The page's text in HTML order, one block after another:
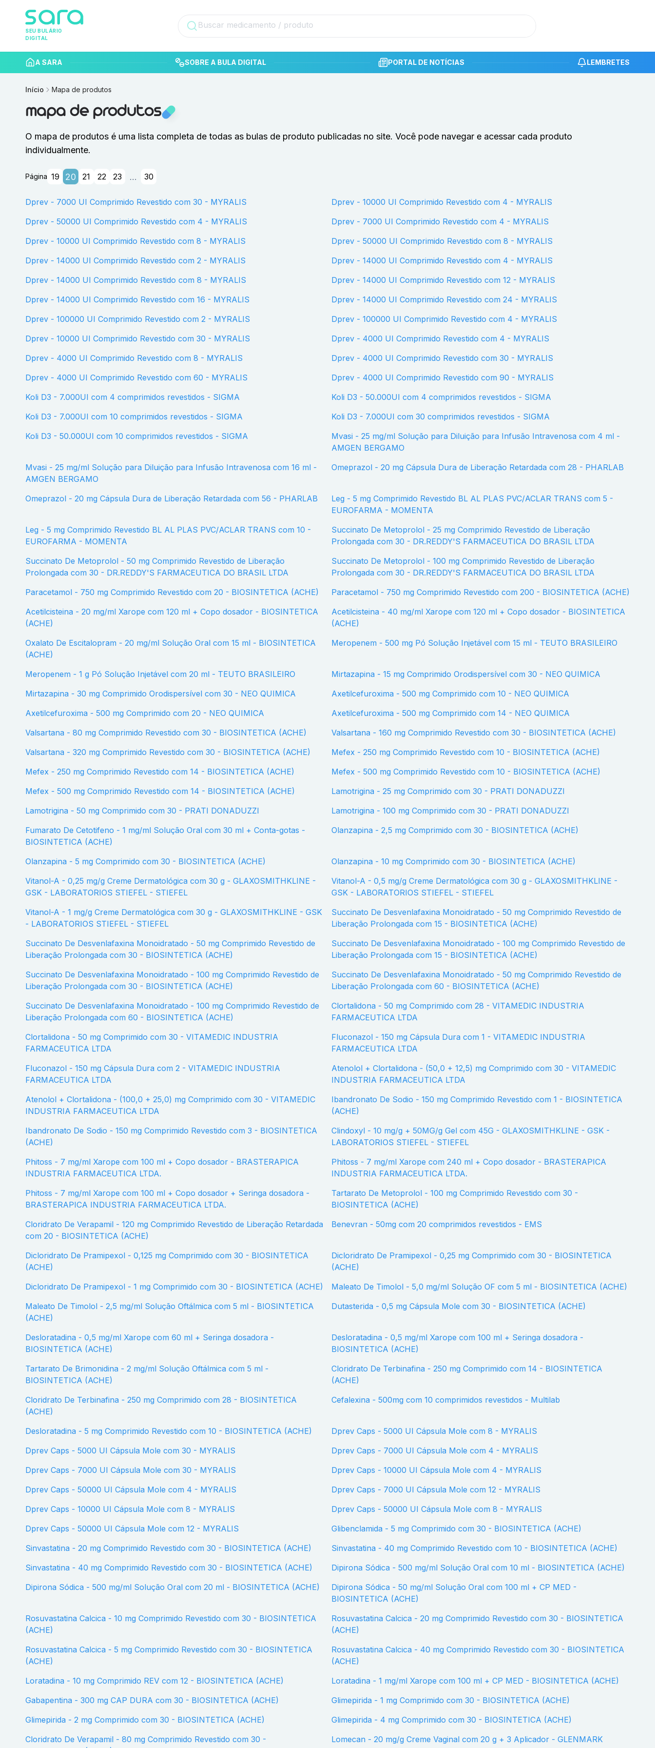
SEU BULÁRIO
DIGITAL
A SARA SOBRE A BULA DIGITAL PORTAL DE NOTÍCIAS LEMBRETES
Início Mapa de produtos
mapa de produtos
O mapa de produtos é uma lista completa de todas as bulas de produto publicadas no site. Você pode navegar e acessar cada produto
individualmente.
Página 19 20 21 22 23 ... 30
Dprev - 7000 UI Comprimido Revestido com 30 - MYRALIS
Dprev - 10000 UI Comprimido Revestido com 4 - MYRALIS
Dprev - 50000 UI Comprimido Revestido com 4 - MYRALIS
Dprev - 7000 UI Comprimido Revestido com 4 - MYRALIS
Dprev - 10000 UI Comprimido Revestido com 8 - MYRALIS
Dprev - 50000 UI Comprimido Revestido com 8 - MYRALIS
Dprev - 14000 UI Comprimido Revestido com 2 - MYRALIS
Dprev - 14000 UI Comprimido Revestido com 4 - MYRALIS
Dprev - 14000 UI Comprimido Revestido com 8 - MYRALIS
Dprev - 14000 UI Comprimido Revestido com 12 - MYRALIS
Dprev - 14000 UI Comprimido Revestido com 16 - MYRALIS
Dprev - 14000 UI Comprimido Revestido com 24 - MYRALIS
Dprev - 100000 UI Comprimido Revestido com 2 - MYRALIS
Dprev - 100000 UI Comprimido Revestido com 4 - MYRALIS
Dprev - 10000 UI Comprimido Revestido com 30 - MYRALIS
Dprev - 4000 UI Comprimido Revestido com 4 - MYRALIS
Dprev - 4000 UI Comprimido Revestido com 8 - MYRALIS
Dprev - 4000 UI Comprimido Revestido com 30 - MYRALIS
Dprev - 4000 UI Comprimido Revestido com 60 - MYRALIS
Dprev - 4000 UI Comprimido Revestido com 90 - MYRALIS
Koli D3 - 7.000UI com 4 comprimidos revestidos - SIGMA
Koli D3 - 50.000UI com 4 comprimidos revestidos - SIGMA
Koli D3 - 7.000UI com 10 comprimidos revestidos - SIGMA
Koli D3 - 7.000UI com 30 comprimidos revestidos - SIGMA
Koli D3 - 50.000UI com 10 comprimidos revestidos - SIGMA
Mvasi - 25 mg/ml Solução para Diluição para Infusão Intravenosa com 4 ml -
AMGEN BERGAMO
Mvasi - 25 mg/ml Solução para Diluição para Infusão Intravenosa com 16 ml -
AMGEN BERGAMO
Omeprazol - 20 mg Cápsula Dura de Liberação Retardada com 28 - PHARLAB
Omeprazol - 20 mg Cápsula Dura de Liberação Retardada com 56 - PHARLAB
Leg - 5 mg Comprimido Revestido BL AL PLAS PVC/ACLAR TRANS com 5 -
EUROFARMA - MOMENTA
Leg - 5 mg Comprimido Revestido BL AL PLAS PVC/ACLAR TRANS com 10 -
EUROFARMA - MOMENTA
Succinato De Metoprolol - 25 mg Comprimido Revestido de Liberação
Prolongada com 30 - DR.REDDY'S FARMACEUTICA DO BRASIL LTDA
Succinato De Metoprolol - 50 mg Comprimido Revestido de Liberação
Prolongada com 30 - DR.REDDY'S FARMACEUTICA DO BRASIL LTDA
Succinato De Metoprolol - 100 mg Comprimido Revestido de Liberação
Prolongada com 30 - DR.REDDY'S FARMACEUTICA DO BRASIL LTDA
Paracetamol - 750 mg Comprimido Revestido com 20 - BIOSINTETICA (ACHE)
Paracetamol - 750 mg Comprimido Revestido com 200 - BIOSINTETICA (ACHE)
Acetilcisteina - 20 mg/ml Xarope com 120 ml + Copo dosador - BIOSINTETICA
(ACHE)
Acetilcisteina - 40 mg/ml Xarope com 120 ml + Copo dosador - BIOSINTETICA
(ACHE)
Oxalato De Escitalopram - 20 mg/ml Solução Oral com 15 ml - BIOSINTETICA
(ACHE)
Meropenem - 500 mg Pó Solução Injetável com 15 ml - TEUTO BRASILEIRO
Meropenem - 1 g Pó Solução Injetável com 20 ml - TEUTO BRASILEIRO
Mirtazapina - 15 mg Comprimido Orodispersível com 30 - NEO QUIMICA
Mirtazapina - 30 mg Comprimido Orodispersível com 30 - NEO QUIMICA
Axetilcefuroxima - 500 mg Comprimido com 10 - NEO QUIMICA
Axetilcefuroxima - 500 mg Comprimido com 20 - NEO QUIMICA
Axetilcefuroxima - 500 mg Comprimido com 14 - NEO QUIMICA
Valsartana - 80 mg Comprimido Revestido com 30 - BIOSINTETICA (ACHE)
Valsartana - 160 mg Comprimido Revestido com 30 - BIOSINTETICA (ACHE)
Valsartana - 320 mg Comprimido Revestido com 30 - BIOSINTETICA (ACHE)
Mefex - 250 mg Comprimido Revestido com 10 - BIOSINTETICA (ACHE)
Mefex - 250 mg Comprimido Revestido com 14 - BIOSINTETICA (ACHE)
Mefex - 500 mg Comprimido Revestido com 10 - BIOSINTETICA (ACHE)
Mefex - 500 mg Comprimido Revestido com 14 - BIOSINTETICA (ACHE)
Lamotrigina - 25 mg Comprimido com 30 - PRATI DONADUZZI
Lamotrigina - 50 mg Comprimido com 30 - PRATI DONADUZZI
Lamotrigina - 100 mg Comprimido com 30 - PRATI DONADUZZI
Fumarato De Cetotifeno - 1 mg/ml Solução Oral com 30 ml + Conta-gotas -
BIOSINTETICA (ACHE)
Olanzapina - 2,5 mg Comprimido com 30 - BIOSINTETICA (ACHE)
Olanzapina - 5 mg Comprimido com 30 - BIOSINTETICA (ACHE)
Olanzapina - 10 mg Comprimido com 30 - BIOSINTETICA (ACHE)
Vitanol-A - 0,25 mg/g Creme Dermatológica com 30 g - GLAXOSMITHKLINE -
GSK - LABORATORIOS STIEFEL - STIEFEL
Vitanol-A - 0,5 mg/g Creme Dermatológica com 30 g - GLAXOSMITHKLINE -
GSK - LABORATORIOS STIEFEL - STIEFEL
Vitanol-A - 1 mg/g Creme Dermatológica com 30 g - GLAXOSMITHKLINE - GSK
- LABORATORIOS STIEFEL - STIEFEL
Succinato De Desvenlafaxina Monoidratado - 50 mg Comprimido Revestido de
Liberação Prolongada com 15 - BIOSINTETICA (ACHE)
Succinato De Desvenlafaxina Monoidratado - 50 mg Comprimido Revestido de
Liberação Prolongada com 30 - BIOSINTETICA (ACHE)
Succinato De Desvenlafaxina Monoidratado - 100 mg Comprimido Revestido de
Liberação Prolongada com 15 - BIOSINTETICA (ACHE)
Succinato De Desvenlafaxina Monoidratado - 100 mg Comprimido Revestido de
Liberação Prolongada com 30 - BIOSINTETICA (ACHE)
Succinato De Desvenlafaxina Monoidratado - 50 mg Comprimido Revestido de
Liberação Prolongada com 60 - BIOSINTETICA (ACHE)
Succinato De Desvenlafaxina Monoidratado - 100 mg Comprimido Revestido de
Liberação Prolongada com 60 - BIOSINTETICA (ACHE)
Clortalidona - 50 mg Comprimido com 28 - VITAMEDIC INDUSTRIA
FARMACEUTICA LTDA
Clortalidona - 50 mg Comprimido com 30 - VITAMEDIC INDUSTRIA
FARMACEUTICA LTDA
Fluconazol - 150 mg Cápsula Dura com 1 - VITAMEDIC INDUSTRIA
FARMACEUTICA LTDA
Fluconazol - 150 mg Cápsula Dura com 2 - VITAMEDIC INDUSTRIA
FARMACEUTICA LTDA
Atenolol + Clortalidona - (50,0 + 12,5) mg Comprimido com 30 - VITAMEDIC
INDUSTRIA FARMACEUTICA LTDA
Atenolol + Clortalidona - (100,0 + 25,0) mg Comprimido com 30 - VITAMEDIC
INDUSTRIA FARMACEUTICA LTDA
Ibandronato De Sodio - 150 mg Comprimido Revestido com 1 - BIOSINTETICA
(ACHE)
Ibandronato De Sodio - 150 mg Comprimido Revestido com 3 - BIOSINTETICA
(ACHE)
Clindoxyl - 10 mg/g + 50MG/g Gel com 45G - GLAXOSMITHKLINE - GSK -
LABORATORIOS STIEFEL - STIEFEL
Phitoss - 7 mg/ml Xarope com 100 ml + Copo dosador - BRASTERAPICA
INDUSTRIA FARMACEUTICA LTDA.
Phitoss - 7 mg/ml Xarope com 240 ml + Copo dosador - BRASTERAPICA
INDUSTRIA FARMACEUTICA LTDA.
Phitoss - 7 mg/ml Xarope com 100 ml + Copo dosador + Seringa dosadora -
BRASTERAPICA INDUSTRIA FARMACEUTICA LTDA.
Tartarato De Metoprolol - 100 mg Comprimido Revestido com 30 -
BIOSINTETICA (ACHE)
Cloridrato De Verapamil - 120 mg Comprimido Revestido de Liberação Retardada
com 20 - BIOSINTETICA (ACHE)
Benevran - 50mg com 20 comprimidos revestidos - EMS
Dicloridrato De Pramipexol - 0,125 mg Comprimido com 30 - BIOSINTETICA
(ACHE)
Dicloridrato De Pramipexol - 0,25 mg Comprimido com 30 - BIOSINTETICA
(ACHE)
Dicloridrato De Pramipexol - 1 mg Comprimido com 30 - BIOSINTETICA (ACHE)
Maleato De Timolol - 5,0 mg/ml Solução OF com 5 ml - BIOSINTETICA (ACHE)
Maleato De Timolol - 2,5 mg/ml Solução Oftálmica com 5 ml - BIOSINTETICA
(ACHE)
Dutasterida - 0,5 mg Cápsula Mole com 30 - BIOSINTETICA (ACHE)
Desloratadina - 0,5 mg/ml Xarope com 60 ml + Seringa dosadora -
BIOSINTETICA (ACHE)
Desloratadina - 0,5 mg/ml Xarope com 100 ml + Seringa dosadora -
BIOSINTETICA (ACHE)
Tartarato De Brimonidina - 2 mg/ml Solução Oftálmica com 5 ml -
BIOSINTETICA (ACHE)
Cloridrato De Terbinafina - 250 mg Comprimido com 14 - BIOSINTETICA
(ACHE)
Cloridrato De Terbinafina - 250 mg Comprimido com 28 - BIOSINTETICA
(ACHE)
Cefalexina - 500mg com 10 comprimidos revestidos - Multilab
Desloratadina - 5 mg Comprimido Revestido com 10 - BIOSINTETICA (ACHE)
Dprev Caps - 5000 UI Cápsula Mole com 8 - MYRALIS
Dprev Caps - 5000 UI Cápsula Mole com 30 - MYRALIS
Dprev Caps - 7000 UI Cápsula Mole com 4 - MYRALIS
Dprev Caps - 7000 UI Cápsula Mole com 30 - MYRALIS
Dprev Caps - 10000 UI Cápsula Mole com 4 - MYRALIS
Dprev Caps - 50000 UI Cápsula Mole com 4 - MYRALIS
Dprev Caps - 7000 UI Cápsula Mole com 12 - MYRALIS
Dprev Caps - 10000 UI Cápsula Mole com 8 - MYRALIS
Dprev Caps - 50000 UI Cápsula Mole com 8 - MYRALIS
Dprev Caps - 50000 UI Cápsula Mole com 12 - MYRALIS
Glibenclamida - 5 mg Comprimido com 30 - BIOSINTETICA (ACHE)
Sinvastatina - 20 mg Comprimido Revestido com 30 - BIOSINTETICA (ACHE)
Sinvastatina - 40 mg Comprimido Revestido com 10 - BIOSINTETICA (ACHE)
Sinvastatina - 40 mg Comprimido Revestido com 30 - BIOSINTETICA (ACHE)
Dipirona Sódica - 500 mg/ml Solução Oral com 10 ml - BIOSINTETICA (ACHE)
Dipirona Sódica - 500 mg/ml Solução Oral com 20 ml - BIOSINTETICA (ACHE)
Dipirona Sódica - 50 mg/ml Solução Oral com 100 ml + CP MED -
BIOSINTETICA (ACHE)
Rosuvastatina Calcica - 10 mg Comprimido Revestido com 30 - BIOSINTETICA
(ACHE)
Rosuvastatina Calcica - 20 mg Comprimido Revestido com 30 - BIOSINTETICA
(ACHE)
Rosuvastatina Calcica - 5 mg Comprimido Revestido com 30 - BIOSINTETICA
(ACHE)
Rosuvastatina Calcica - 40 mg Comprimido Revestido com 30 - BIOSINTETICA
(ACHE)
Loratadina - 10 mg Comprimido REV com 12 - BIOSINTETICA (ACHE)
Loratadina - 1 mg/ml Xarope com 100 ml + CP MED - BIOSINTETICA (ACHE)
Gabapentina - 300 mg CAP DURA com 30 - BIOSINTETICA (ACHE)
Glimepirida - 1 mg Comprimido com 30 - BIOSINTETICA (ACHE)
Glimepirida - 2 mg Comprimido com 30 - BIOSINTETICA (ACHE)
Glimepirida - 4 mg Comprimido com 30 - BIOSINTETICA (ACHE)
Cloridrato De Verapamil - 80 mg Comprimido Revestido com 30 -
Lomecan - 20 mg/g Creme Vaginal com 20 g + 3 Aplicador - GLENMARK